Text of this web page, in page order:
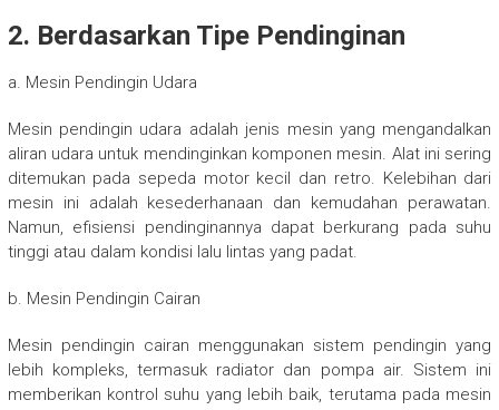
2. Berdasarkan Tipe Pendinginan
a. Mesin Pendingin Udara
Mesin pendingin udara adalah jenis mesin yang mengandalkan
aliran udara untuk mendinginkan komponen mesin. Alat ini sering
ditemukan pada sepeda motor kecil dan retro. Kelebihan dari
mesin ini adalah kesederhanaan dan kemudahan perawatan.
Namun, efisiensi pendinginannya dapat berkurang pada suhu
tinggi atau dalam kondisi lalu lintas yang padat.
b. Mesin Pendingin Cairan
Mesin pendingin cairan menggunakan sistem pendingin yang
lebih kompleks, termasuk radiator dan pompa air. Sistem ini
memberikan kontrol suhu yang lebih baik, terutama pada mesin